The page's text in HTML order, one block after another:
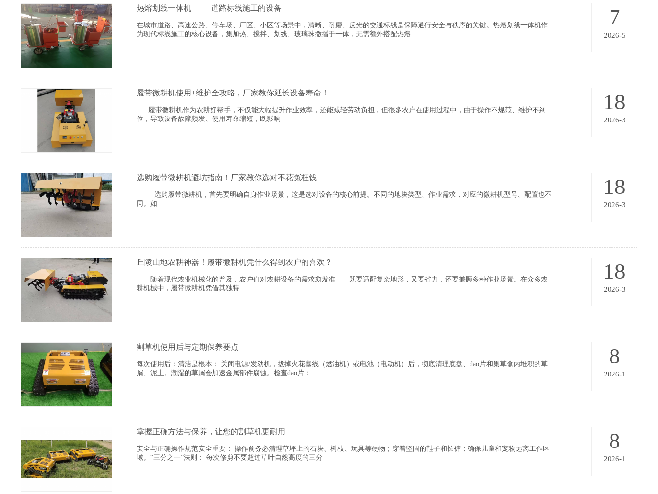
7
2026-5
热熔划线一体机 —— 道路标线施工的设备
在城市道路、高速公路、停车场、厂区、小区等场景中，清晰、耐磨、反光的交通标线是保障通行安全与秩序的关键。热熔划线一体机作
为现代标线施工的核心设备，集加热、搅拌、划线、玻璃珠撒播于一体，无需额外搭配热熔
18
2026-3
履带微耕机使用+维护全攻略，厂家教你延长设备寿命！
履带微耕机作为农耕好帮手，不仅能大幅提升作业效率，还能减轻劳动负担，但很多农户在使用过程中，由于操作不规范、维护不到
位，导致设备故障频发、使用寿命缩短，既影响
18
2026-3
选购履带微耕机避坑指南！厂家教你选对不花冤枉钱
选购履带微耕机，首先要明确自身作业场景，这是选对设备的核心前提。不同的地块类型、作业需求，对应的微耕机型号、配置也不
同。如
18
2026-3
丘陵山地农耕神器！履带微耕机凭什么得到农户的喜欢？
随着现代农业机械化的普及，农户们对农耕设备的需求愈发准——既要适配复杂地形，又要省力，还要兼顾多种作业场景。在众多农
耕机械中，履带微耕机凭借其独特
8
2026-1
割草机使用后与定期保养要点
每次使用后：清洁是根本： 关闭电源/发动机，拔掉火花塞线（燃油机）或电池（电动机）后，彻底清理底盘、dao片和集草盒内堆积的草
屑、泥土。潮湿的草屑会加速金属部件腐蚀。检查dao片：
8
2026-1
掌握正确方法与保养，让您的割草机更耐用
安全与正确操作规范安全重要： 操作前务必清理草坪上的石块、树枝、玩具等硬物；穿着坚固的鞋子和长裤；确保儿童和宠物远离工作区
域。“三分之一”法则： 每次修剪不要超过草叶自然高度的三分